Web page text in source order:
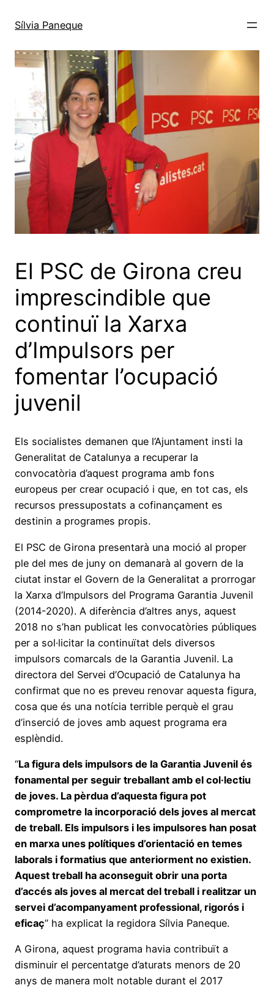
Sílvia Paneque
El PSC de Girona creu
imprescindible que
continuï la Xarxa
d’Impulsors per
fomentar l’ocupació
juvenil
Els socialistes demanen que l’Ajuntament insti la
Generalitat de Catalunya a recuperar la
convocatòria d’aquest programa amb fons
europeus per crear ocupació i que, en tot cas, els
recursos pressupostats a cofinançament es
destinin a programes propis.
El PSC de Girona presentarà una moció al proper
ple del mes de juny on demanarà al govern de la
ciutat instar el Govern de la Generalitat a prorrogar
la Xarxa d’Impulsors del Programa Garantia Juvenil
(2014-2020). A diferència d’altres anys, aquest
2018 no s’han publicat les convocatòries públiques
per a sol·licitar la continuïtat dels diversos
impulsors comarcals de la Garantia Juvenil. La
directora del Servei d’Ocupació de Catalunya ha
confirmat que no es preveu renovar aquesta figura,
cosa que és una notícia terrible perquè el grau
d’inserció de joves amb aquest programa era
esplèndid.
“La figura dels impulsors de la Garantia Juvenil és
fonamental per seguir treballant amb el col·lectiu
de joves. La pèrdua d’aquesta figura pot
comprometre la incorporació dels joves al mercat
de treball. Els impulsors i les impulsores han posat
en marxa unes polítiques d’orientació en temes
laborals i formatius que anteriorment no existien.
Aquest treball ha aconseguit obrir una porta
d’accés als joves al mercat del treball i realitzar un
servei d’acompanyament professional, rigorós i
eficaç” ha explicat la regidora Sílvia Paneque.
A Girona, aquest programa havia contribuït a
disminuir el percentatge d’aturats menors de 20
anys de manera molt notable durant el 2017